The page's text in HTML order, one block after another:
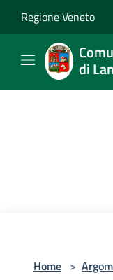
Regione Veneto
di
Home >